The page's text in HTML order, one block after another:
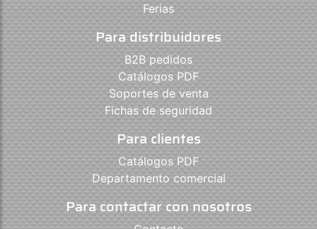
Ferias
Para distribuidores
B2B pedidos
Catálogos PDF
Soportes de venta
Fichas de seguridad
Para clientes
Catálogos PDF
Departamento comercial
Para contactar con nosotros